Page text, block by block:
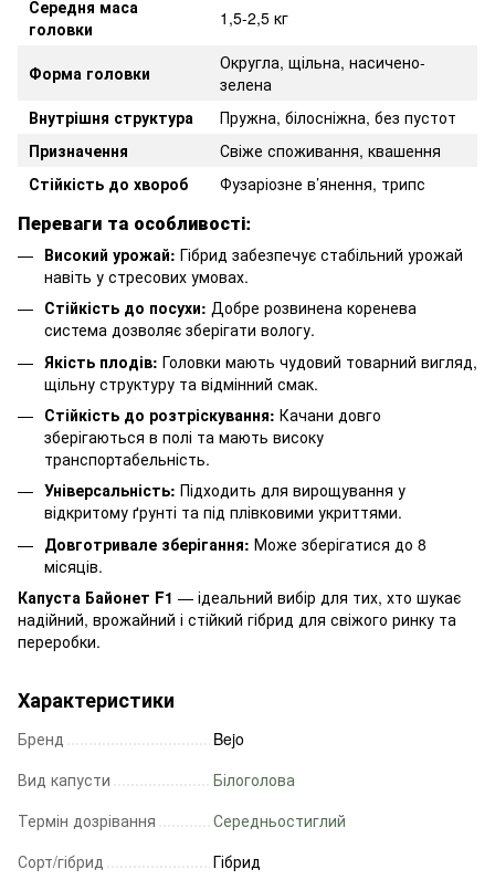
Середня маса
головки
1,5-2,5 кг
Форма головки
Округла, щільна, насичено-
зелена
Внутрішня структура
Пружна, білосніжна, без пустот
Призначення
Свіже споживання, квашення
Стійкість до хвороб
Фузаріозне в’янення, трипс
Переваги та особливості:
Високий урожай: Гібрид забезпечує стабільний урожай
навіть у стресових умовах.
Стійкість до посухи: Добре розвинена коренева
система дозволяє зберігати вологу.
Якість плодів: Головки мають чудовий товарний вигляд,
щільну структуру та відмінний смак.
Стійкість до розтріскування: Качани довго
зберігаються в полі та мають високу
транспортабельність.
Універсальність: Підходить для вирощування у
відкритому ґрунті та під плівковими укриттями.
Довготривале зберігання: Може зберігатися до 8
місяців.
Капуста Байонет F1 — ідеальний вибір для тих, хто шукає
надійний, врожайний і стійкий гібрид для свіжого ринку та
переробки.
Характеристики
Бренд
Bejo
Вид капусти
Білоголова
Термін дозрівання
Середньостиглий
Сорт/гібрид
Гібрид